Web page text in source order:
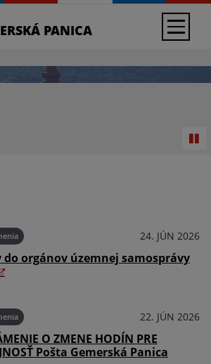
PANICA
24. JÚN 2026
do orgánov územnej samosprávy
22. JÚN 2026
O ZMENE HODÍN PRE
Pošta Gemerská Panica